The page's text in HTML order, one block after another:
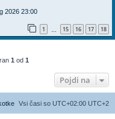
2026 23:00
1 15 16 17 18
1 od 1
Pojdi na
Vsi časi so UTC+02:00 UTC+2